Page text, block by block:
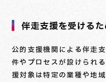
伴走支援を受ける
公的支援機関による伴走
件やプロセスが設けられ
援対象は特定の業種や地